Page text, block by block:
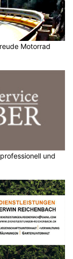
Motorrad
und